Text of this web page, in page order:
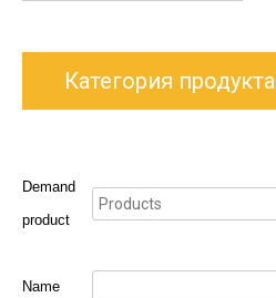
Категория продукта
Demand
product
Name